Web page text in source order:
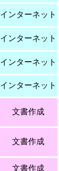
インターネット
インターネット
インターネット
インターネット
文書作成
文書作成
文書作成